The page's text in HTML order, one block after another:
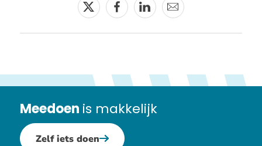
TwitterFacebookLinkedin
E-
Meedoen is makkelijk
Zelf iets doen